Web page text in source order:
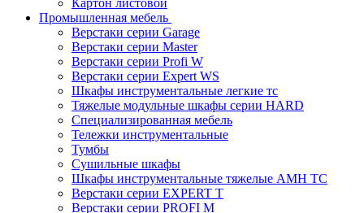
Картон листовой
Промышленная мебель
Верстаки серии Garage
Верстаки серии Master
Верстаки серии Profi W
Верстаки серии Expert WS
Шкафы инструментальные легкие тс
Тяжелые модульные шкафы серии HARD
Cпециализированная мебель
Тележки инструментальные
Тумбы
Cушильные шкафы
Шкафы инструментальные тяжелые AMH TC
Верстаки серии EXPERT T
Верстаки серии PROFI M